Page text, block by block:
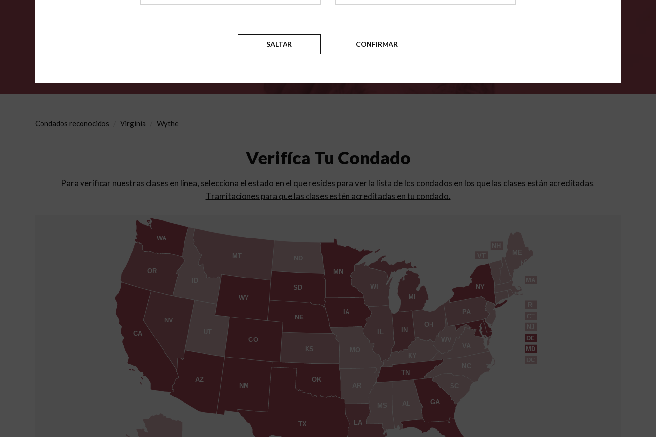
Condados reconocidos Virginia Wythe
Verifíca Tu Condado
Para verificar nuestras clases en línea, selecciona el estado en el que resides para ver la lista de los condados en los que las clases están acreditadas.
Tramitaciones para que las clases estén acreditadas en tu condado.
AL
AZ
AR
CA
CO
CT
DE
DC
GA
ID
IN
IA
KS
KY
LA
ME
MD
MA
MI
MN
MS
MO
MT
NE
NV
NH
NJ
NM
NY
NC
ND
OH
OK
OR
PA
RI
SC
SD
TN
TX
UT
VT
VA
WA
WV
WI
WY
SALTAR CONFIRMAR